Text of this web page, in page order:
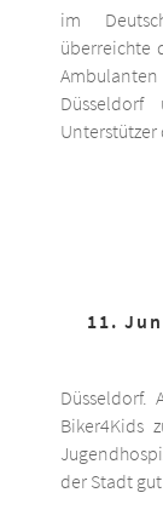
im
überreichte
Unterstützer
11.
Düsseldorf.
Biker4Kids
der Stadt gut